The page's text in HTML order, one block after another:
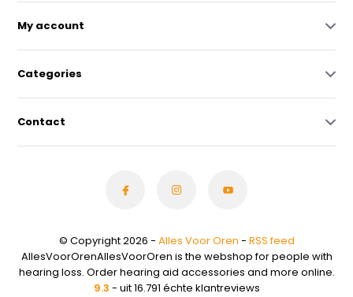
My account
Categories
Contact
© Copyright 2026 - Alles Voor Oren - RSS feed
AllesVoorOrenAllesVoorOren is the webshop for people with
hearing loss. Order hearing aid accessories and more online.
9.3 - uit 16.791 échte klantreviews